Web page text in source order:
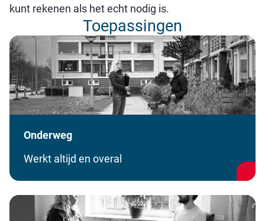
kunt rekenen als het echt nodig is.
Toepassingen
Onderweg
Werkt altijd en overal